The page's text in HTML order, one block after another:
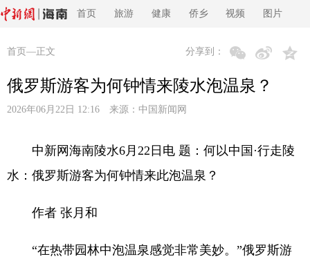
首页 旅游 健康 侨乡 视频 图片
首页 —正文 分享到：
俄罗斯游客为何钟情来陵水泡温泉？
2026年06月22日 12:16 来源： 中国新闻网
中新网海南陵水6月22日电 题：何以中国·行走陵
水：俄罗斯游客为何钟情来此泡温泉？
作者 张月和
“在热带园林中泡温泉感觉非常美妙。”俄罗斯游